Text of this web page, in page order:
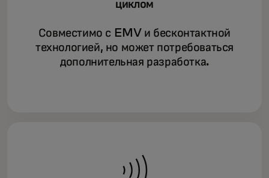
циклом
Совместимо с EMV и бесконтактной
технологией, но может потребоваться
дополнительная разработка.